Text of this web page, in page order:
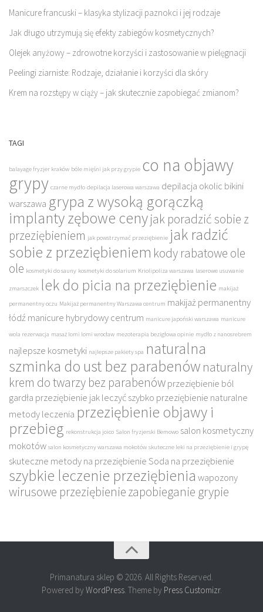
Manicure francuski – klasyka stylizacji paznokci i jej rodzaje
Jak długo utrzymują się efekty zabiegów kosmetycznych?
Olejek anyżowy – zdrowotne korzyści i zastosowanie w pielęgnacji
Peelingi ziarniste: Rodzaje, działanie i korzyści dla skóry
Krem na rozstępy w ciąży – jak skutecznie zapobiegać zmianom?
TAGI
balayage fryzjer kraków bóle mięśni jak przy grypie co na objawy
grypy czarne mydło depilacja laserowa warszawa depilacja okolic bikini
warszawa grypa z wysoką gorączką
implanty zębowe cenyjak poradzić sobie z
przeziębieniem jak powstrzymać przeziębienie jak radzić
sobie z przeziębieniem kody rabatowe ole
ole kosmetyki do sauny kosmetyki do solarium Kriolipoliza warszawa laserowe usuwanie
zmarszczek lek do picia na przeziębienie makijaż
permanentny oczu Makijaż permanentny Warszawa centrum makijaż permanentny
łódź manicure hybrydowy centrum manicure japoński warszawa manicure
wola rezerwacja masaż lomi lomi wrocław mezoterapia bezigłowa opinie mydło z nanosrebrem
najlepsze kosmetyki najlepsze pakiety spa naturalna
szminka do ust bez parabenów naturalny
krem do twarzy bez parabenówprzeziębienie ból
gardła przeziębienie jak leczyć szybko przeziębienie naturalne
metody leczenia przeziębienie objawy i
przebieg rekonstrukcja joico Salon fryzjerski Bemowo salon kosmetyczny
mokotów salon kosmetyczny warszawa mokotów skuteczne leki na przeziębienie i grypę
skuteczne metody na przeziębienieSoda na przeziębienie
szybkie leczenie przeziębienia wapozony
wirusowe przeziębieniezapobieganie grypie
Primanatura sklep © 2026. All Rights Reserved.
Powered by WordPress. Theme by Press Customizr.